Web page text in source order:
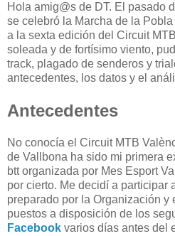
Hola amig@s de DT. El pasado
se celebró la Marcha de la
a la sexta edición del Circuit
soleada y de fortísimo viento,
track, plagado de senderos y
antecedentes, los datos y el
Antecedentes
No conocía el Circuit MTB
de Vallbona ha sido mi primera
btt organizada por Mes Esport
por cierto. Me decidí a participar
preparado por la Organización y
puestos a disposición de los
Facebook varios días antes del